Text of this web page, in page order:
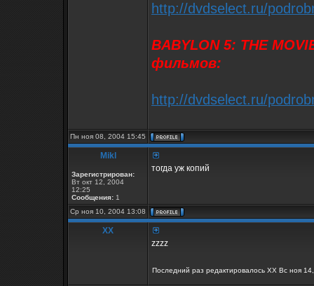
http://dvdselect.ru/
BABYLON 5: THE
фильмов:
http://dvdselect.ru/
Пн ноя 08, 2004 15:45
Mikl
Зарегистрирован:
Вт окт 12, 2004
12:25
Сообщения: 1
тогда уж копий
Ср ноя 10, 2004 13:08
XX
zzzz
Последний раз редактировалось XX Вс ноя